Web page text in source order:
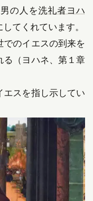
の人を洗礼者ヨハ
てくれています。
のイエスの到来を
る（ヨハネ、第１章
エスを指し示してい